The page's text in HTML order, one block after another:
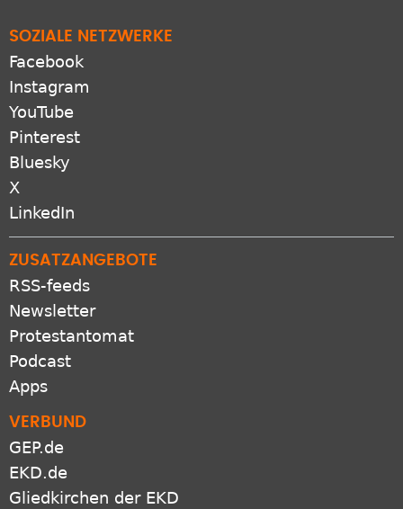
SOZIALE NETZWERKE
Facebook
Instagram
YouTube
Pinterest
Bluesky
X
LinkedIn
ZUSATZANGEBOTE
RSS-feeds
Newsletter
Protestantomat
Podcast
Apps
VERBUND
GEP.de
EKD.de
Gliedkirchen der EKD